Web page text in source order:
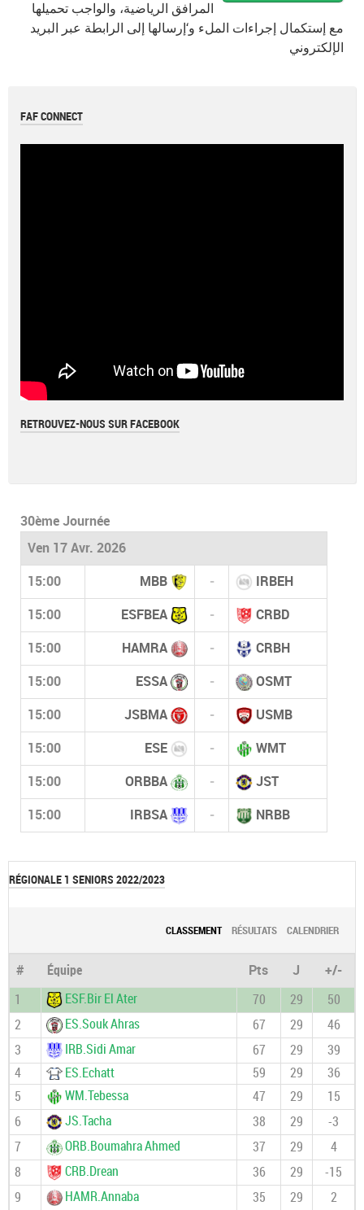
المرافق الرياضية، والواجب تحميلها
مع إستكمال إجراءات الملء و‘إرسالها إلى الرابطة عبر البريد
الإلكتروني
FAF CONNECT
RETROUVEZ-NOUS SUR FACEBOOK
30ème Journée
Ven 17 Avr. 2026
15:00 MBB - IRBEH
15:00 ESFBEA - CRBD
15:00 HAMRA - CRBH
15:00 ESSA - OSMT
15:00 JSBMA - USMB
15:00 ESE - WMT
15:00 ORBBA - JST
15:00 IRBSA - NRBB
RÉGIONALE 1 SENIORS 2022/2023
CLASSEMENT RÉSULTATS CALENDRIER
# Équipe Pts J
+/-
1
ESF.Bir El Ater 70 29
50
2
ES.Souk Ahras 67 29
46
3
IRB.Sidi Amar 67 29
39
4
ES.Echatt 59 29
36
5
WM.Tebessa 47 29
15
6
JS.Tacha 38 29
-3
7
ORB.Boumahra Ahmed 37 29
4
8
CRB.Drean 36 29
-15
9
HAMR.Annaba 35 29 2